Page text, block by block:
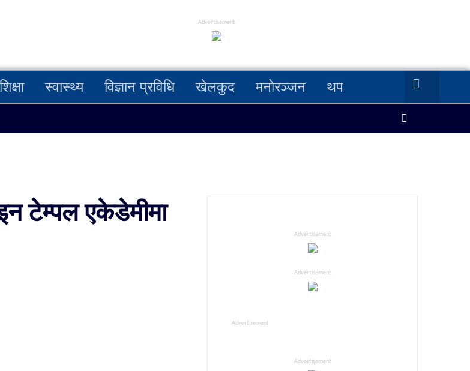
Advertisement
स्वास्थ्य विज्ञान प्रविधि खेलकुद मनोरञ्जन थप
टेम्पल एकेडेमीमा
Advertisement
Advertisement
Advertisement
Advertisement